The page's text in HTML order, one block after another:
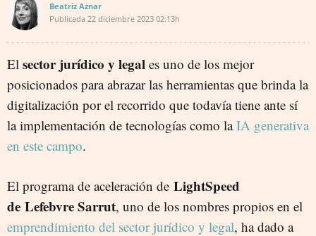
Beatriz Aznar
Publicada 22 diciembre 2023 02:13h
El sector jurídico y legal es uno de los mejor
posicionados para abrazar las herramientas que brinda la
digitalización por el recorrido que todavía tiene ante sí
la implementación de tecnologías como laIA generativa
en este campo.
El programa de aceleración de LightSpeed
de Lefebvre Sarrut, uno de los nombres propios en el
emprendimiento del sector jurídico y legal, ha dado a